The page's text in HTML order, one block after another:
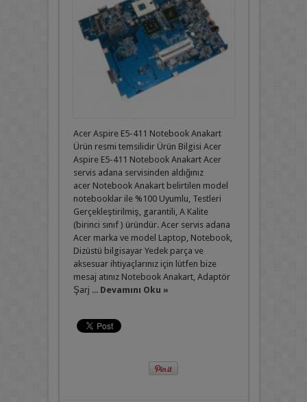
Acer Aspire E5-411 Notebook Anakart
Ürün resmi temsilidir Ürün Bilgisi Acer
Aspire E5-411 Notebook Anakart Acer
servis adana servisinden aldığınız
acer Notebook Anakart belirtilen model
notebooklar ile %100 Uyumlu, Testleri
Gerçekleştirilmiş, garantili, A Kalite
(birinci sınıf ) üründür. Acer servis adana
Acer marka ve model Laptop, Notebook,
Dizüstü bilgisayar Yedek parça ve
aksesuar ihtiyaçlarınız için lütfen bize
mesaj atınız Notebook Anakart, Adaptör
Şarj ... Devamını Oku »